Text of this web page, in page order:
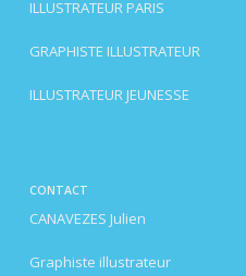
ILLUSTRATEUR PARIS
GRAPHISTE ILLUSTRATEUR
ILLUSTRATEUR JEUNESSE
CONTACT
CANAVEZES Julien
Graphiste illustrateur